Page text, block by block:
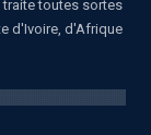
toutes sortes
d'Ivoire, d'Afrique